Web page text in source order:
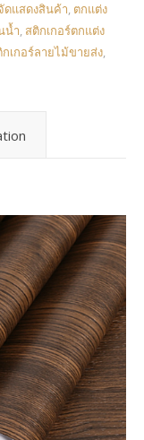
ดแสดงสินค้า, ตกแต่ง
น้ำ, สติกเกอร์ตกแต่ง
เกอร์ลายไม้ขายส่ง,